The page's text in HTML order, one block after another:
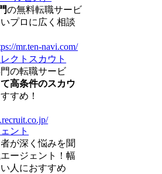
の無料転職サービ
プロに広く相談
mr.ten-navi.com/
クトスカウト
の転職サービ
高条件のスカウ
すめ！
ント
が深く悩みを聞
ージェント！幅
人におすすめ